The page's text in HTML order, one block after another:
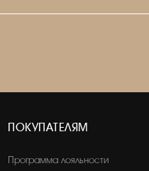
ПОКУПАТЕЛЯМ
Программа лояльности